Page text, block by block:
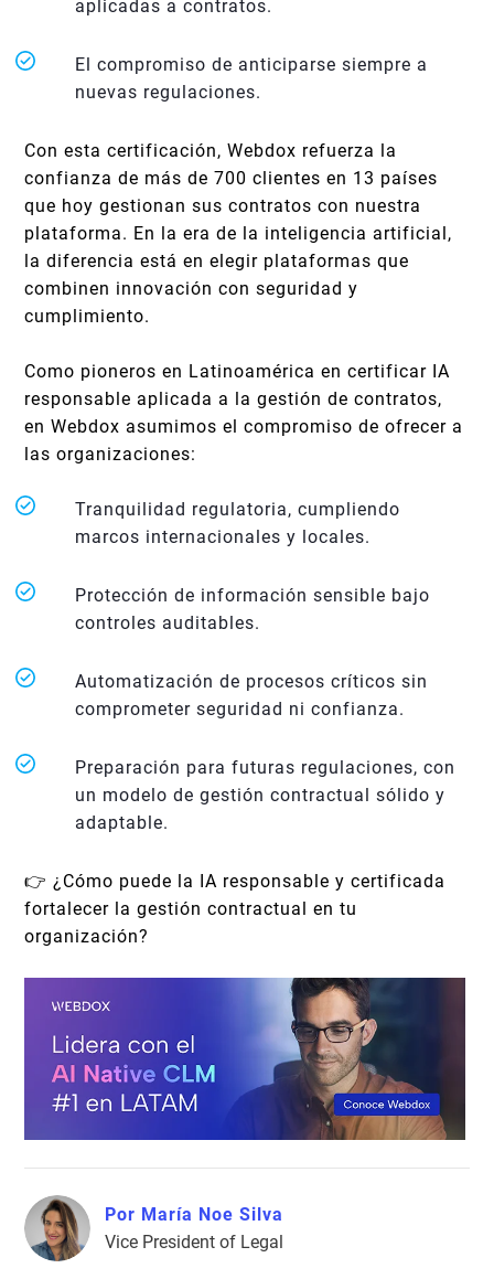
aplicadas a contratos.
El compromiso de anticiparse siempre a
nuevas regulaciones.
Con esta certificación, Webdox refuerza la
confianza de más de 700 clientes en 13 países
que hoy gestionan sus contratos con nuestra
plataforma. En la era de la inteligencia artificial,
la diferencia está en elegir plataformas que
combinen innovación con seguridad y
cumplimiento.
Como pioneros en Latinoamérica en certificar IA
responsable aplicada a la gestión de contratos,
en Webdox asumimos el compromiso de ofrecer a
las organizaciones:
Tranquilidad regulatoria, cumpliendo
marcos internacionales y locales.
Protección de información sensible bajo
controles auditables.
Automatización de procesos críticos sin
comprometer seguridad ni confianza.
Preparación para futuras regulaciones, con
un modelo de gestión contractual sólido y
adaptable.
👉 ¿Cómo puede la IA responsable y certificada
fortalecer la gestión contractual en tu
organización?
Por María Noe Silva
Vice President of Legal